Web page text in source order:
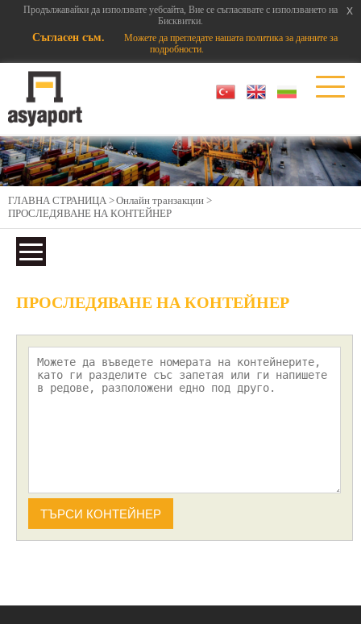
Продължавайки да използвате уебсайта, Вие се съгласявате с използването на
Бисквитки.
Съгласен съм.
Можете да прегледате нашата политика за данните за
подробности.
x
ГЛАВНА СТРАНИЦА >Онлайн транзакции >
ПРОСЛЕДЯВАНЕ НА КОНТЕЙНЕР
ПРОСЛЕДЯВАНЕ НА КОНТЕЙНЕР
ТЪРСИ КОНТЕЙНЕР
x